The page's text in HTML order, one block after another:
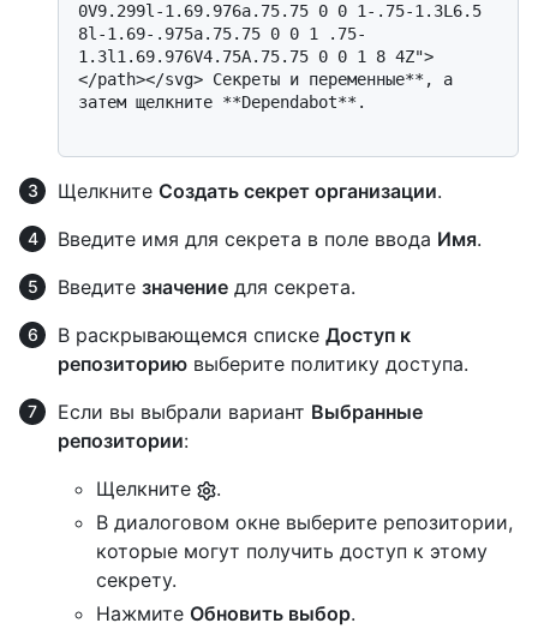
0V9.299l-1.69.976a.75.75 0 0 1-.75-1.3L6.5
8l-1.69-.975a.75.75 0 0 1 .75-
1.3l1.69.976V4.75A.75.75 0 0 1 8 4Z">
</path></svg> Секреты и переменные**, а
затем щелкните **Dependabot**.
Щелкните Создать секрет организации.
Введите имя для секрета в поле ввода Имя.
Введите значение для секрета.
В раскрывающемся списке Доступ к
репозиторию выберите политику доступа.
Если вы выбрали вариант Выбранные
репозитории:
Щелкните
.
В диалоговом окне выберите репозитории,
которые могут получить доступ к этому
секрету.
Нажмите Обновить выбор.